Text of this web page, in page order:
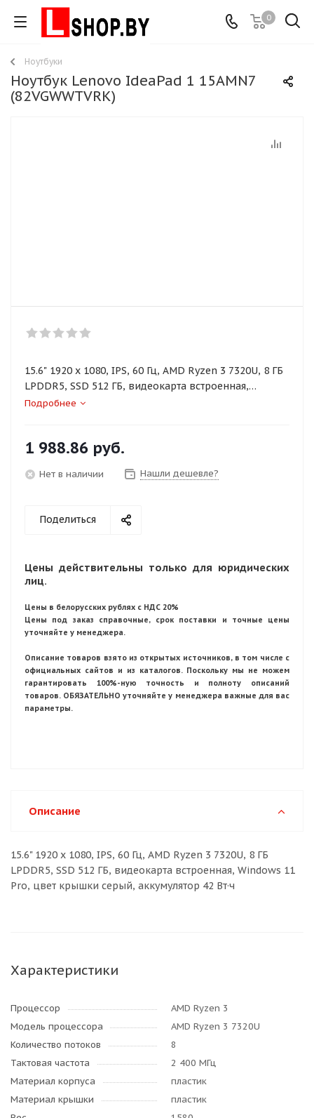
0
Ноутбуки
Ноутбук Lenovo IdeaPad 1 15AMN7
(82VGWWTVRK)
15.6" 1920 x 1080, IPS, 60 Гц, AMD Ryzen 3 7320U, 8 ГБ
LPDDR5, SSD 512 ГБ, видеокарта встроенная,
Windows 11 Pro, цвет крышки серый, аккумулятор 42
Подробнее
1 988.86 руб.
Нет в наличии Нашли дешевле?
Поделиться
Цены действительны только для юридических
лиц.
Цены в белорусских рублях с НДС 20%
Цены под заказ справочные, срок поставки и точные цены
уточняйте у менеджера.
Описание товаров взято из открытых источников, в том числе с
официальных сайтов и из каталогов. Поскольку мы не можем
гарантировать 100%-ную точность и полноту описаний
товаров. ОБЯЗАТЕЛЬНО уточняйте у менеджера важные для вас
параметры.
Описание
15.6" 1920 x 1080, IPS, 60 Гц, AMD Ryzen 3 7320U, 8 ГБ
LPDDR5, SSD 512 ГБ, видеокарта встроенная, Windows 11
Pro, цвет крышки серый, аккумулятор 42 Вт·ч
Характеристики
Процессор
AMD Ryzen 3
Модель процессора
AMD Ryzen 3 7320U
Количество потоков
8
Тактовая частота
2 400 МГц
Материал корпуса
пластик
Материал крышки
пластик